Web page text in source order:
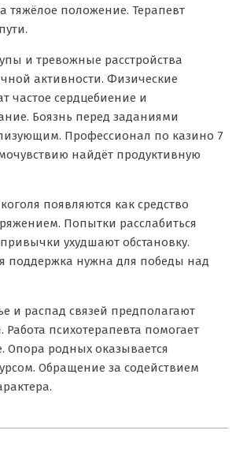
тяжёлое положение. Терапевт
и тревожные расстройства
активности. Физические
частое сердцебиение и
Боязнь перед заданиями
Профессионал по казино 7
найдёт продуктивную
появляются как средство
Попытки расслабиться
ухудшают обстановку.
поддержка нужна для победы над
и распад связей предполагают
психотерапевта помогает
Опора родных оказывается
Обращение за содействием